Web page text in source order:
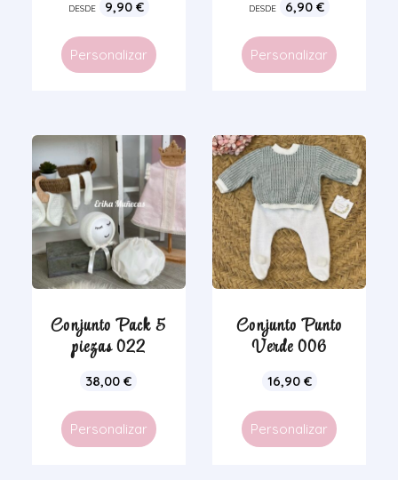
DESDE 9,90 €
Personalizar
DESDE 6,90€
Personalizar
Conjunto Pack 5
piezas 022
38,00€
Personalizar
Conjunto Punto
Verde 006
16,90 €
Personalizar